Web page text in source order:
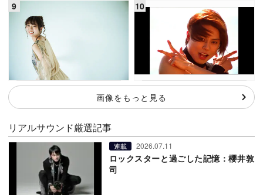
画像をもっと見る
リアルサウンド厳選記事
連載 2026.07.11
ロックスターと過ごした記憶：櫻井敦
司